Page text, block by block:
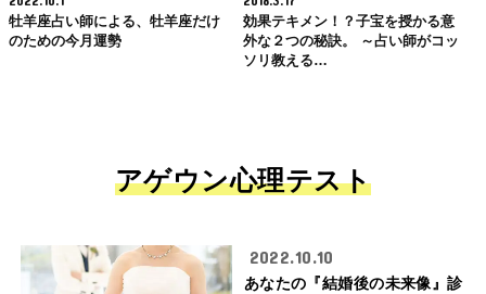
牡羊座占い師による、牡羊座だけ
のための今月運勢
効果テキメン！？子宝を授かる意
外な２つの秘訣。 ～占い師がコッ
ソリ教える…
アゲウン心理テスト
2022.10.10
あなたの『結婚後の未来像』診